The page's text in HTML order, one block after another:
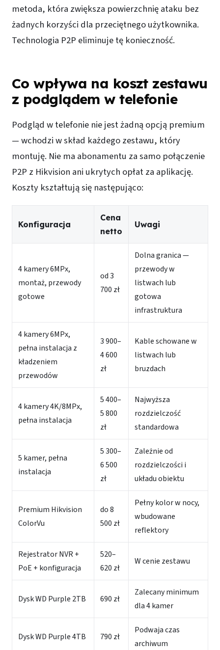
metoda, która zwiększa powierzchnię ataku bez
żadnych korzyści dla przeciętnego użytkownika.
Technologia P2P eliminuje tę konieczność.
Co wpływa na koszt zestawu
z podglądem w telefonie
Podgląd w telefonie nie jest żadną opcją premium
— wchodzi w skład każdego zestawu, który
montuję. Nie ma abonamentu za samo połączenie
P2P z Hikvision ani ukrytych opłat za aplikację.
Koszty kształtują się następująco:
Konfiguracja
Cena
netto
Uwagi
4 kamery 6MPx,
montaż, przewody
gotowe
od 3
700 zł
Dolna granica —
przewody w
listwach lub
gotowa
infrastruktura
4 kamery 6MPx,
pełna instalacja z
kładzeniem
przewodów
3 900–
4 600
zł
Kable schowane w
listwach lub
bruzdach
4 kamery 4K/8MPx,
pełna instalacja
5 400–
5 800
zł
Najwyższa
rozdzielczość
standardowa
5 kamer, pełna
instalacja
5 300–
6 500
zł
Zależnie od
rozdzielczości i
układu obiektu
Premium Hikvision
ColorVu
do 8
500 zł
Pełny kolor w nocy,
wbudowane
reflektory
Rejestrator NVR +
PoE + konfiguracja
520–
620 zł
W cenie zestawu
Dysk WD Purple 2TB 690 zł
Zalecany minimum
dla 4 kamer
Dysk WD Purple 4TB 790 zł
Podwaja czas
archiwum